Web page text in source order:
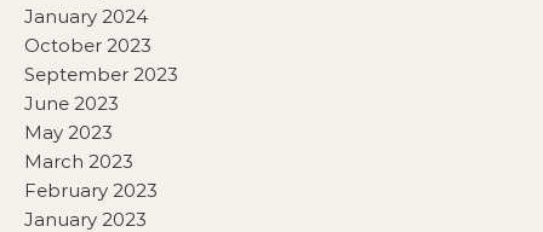
January 2024
October 2023
September 2023
June 2023
May 2023
March 2023
February 2023
January 2023